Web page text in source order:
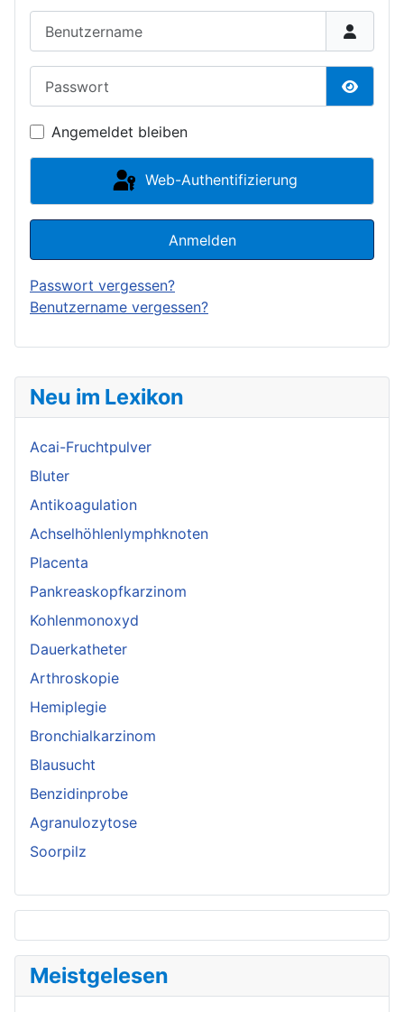
Neu im Lexikon
Acai-Fruchtpulver
Bluter
Antikoagulation
Achselhöhlenlymphknoten
Placenta
Pankreaskopfkarzinom
Kohlenmonoxyd
Dauerkatheter
Arthroskopie
Hemiplegie
Bronchialkarzinom
Blausucht
Benzidinprobe
Agranulozytose
Soorpilz
Meistgelesen
Angemeldet bleiben
Web-Authentifizierung
Anmelden
Passwort vergessen?
Benutzername vergessen?